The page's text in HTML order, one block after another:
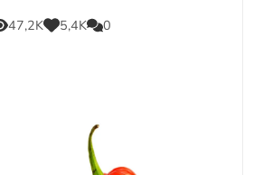
47,2K 5,4K 0